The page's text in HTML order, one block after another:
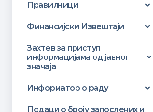
Правилници
Финансијски Извештаји
Захтeв за приступ
информацијама од јавног
значаја
Информатор о раду
Подаци о броју запослених и